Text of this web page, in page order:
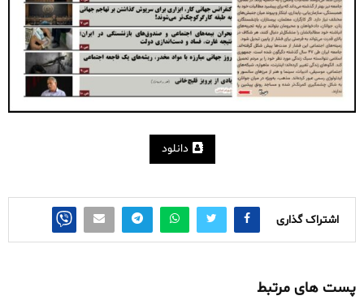
دانلود
اشتراک گذاری
پست های مرتبط